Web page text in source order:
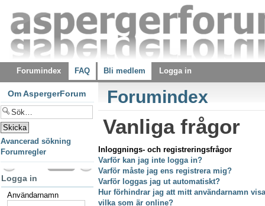
Forumindex FAQ Bli medlem Logga in
Forumindex
Vanliga frågor
Inloggnings- och registreringsfrågor
Varför kan jag inte logga in?
Varför måste jag ens registrera mig?
Varför loggas jag ut automatiskt?
Hur förhindrar jag att mitt användarnamn
vilka som är online?
Om AspergerForum
Avancerad sökning
Forumregler
Logga in
Användarnamn